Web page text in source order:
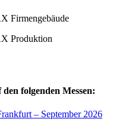
folgenden Messen: